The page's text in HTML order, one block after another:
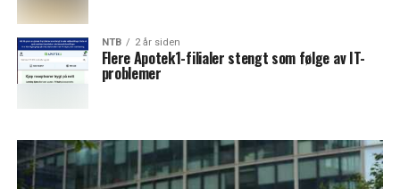
NTB 2 år siden
Flere Apotek1-filialer stengt som følge av IT-
problemer